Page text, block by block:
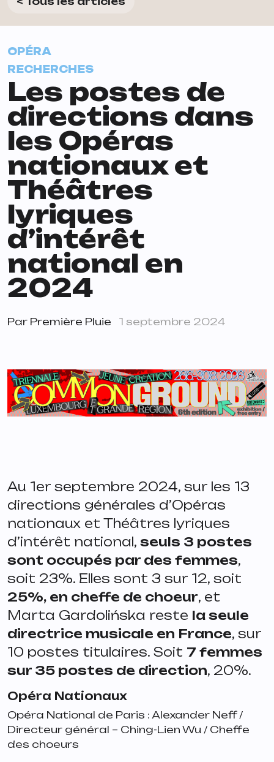
OPÉRA
RECHERCHES
Les postes de
directions dans
les Opéras
nationaux et
Théâtres
lyriques
d’intérêt
national en
2024
Par Première Pluie 1 septembre 2024
Au 1er septembre 2024, sur les 13
directions générales d’Opéras
nationaux et Théâtres lyriques
d’intérêt national, seuls 3 postes
sont occupés par des femmes,
soit 23%. Elles sont 3 sur 12, soit
25%, en cheffe de choeur, et
Marta Gardolińska reste la seule
directrice musicale en France, sur
10 postes titulaires. Soit 7 femmes
sur 35 postes de direction, 20%.
Opéra Nationaux
Opéra National de Paris : Alexander Neff /
Directeur général – Ching-Lien Wu / Cheffe
des choeurs